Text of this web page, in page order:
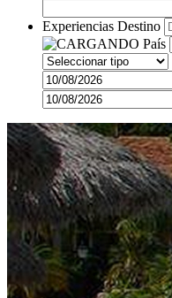
Experiencias Destino
País